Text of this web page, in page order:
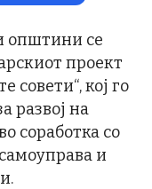
општини се
проект
совети“, кој го
развој на
соработка со
и